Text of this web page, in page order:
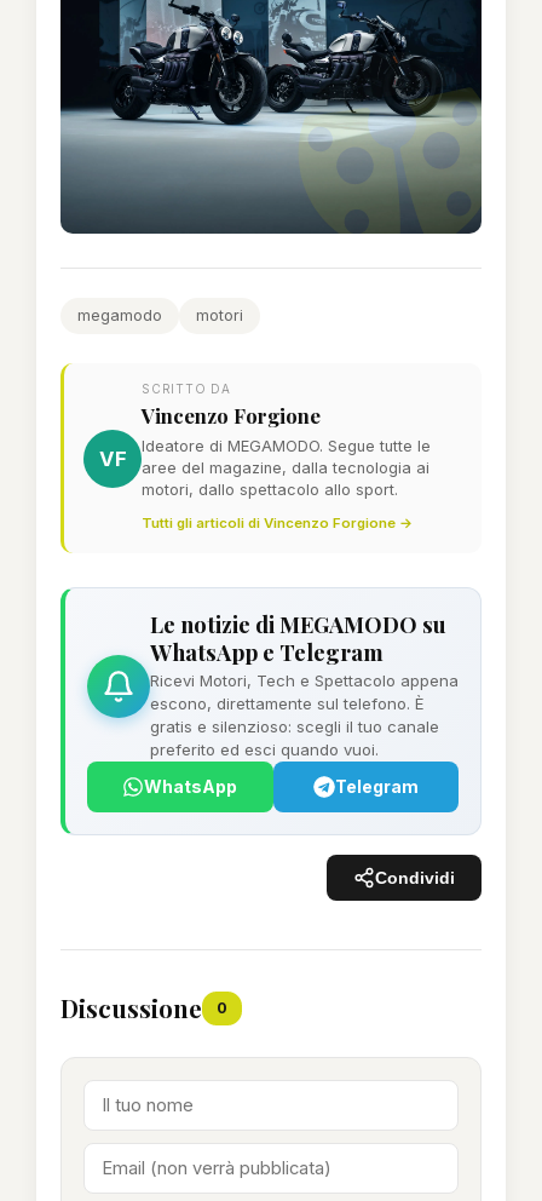
megamodo motori
VF
SCRITTO DA
Vincenzo Forgione
Ideatore di MEGAMODO. Segue tutte le
aree del magazine, dalla tecnologia ai
motori, dallo spettacolo allo sport.
Tutti gli articoli di Vincenzo Forgione →
Le notizie di MEGAMODO su
WhatsApp e Telegram
Ricevi Motori, Tech e Spettacolo appena
escono, direttamente sul telefono. È
gratis e silenzioso: scegli il tuo canale
preferito ed esci quando vuoi.
WhatsApp Telegram
Condividi
Discussione 0